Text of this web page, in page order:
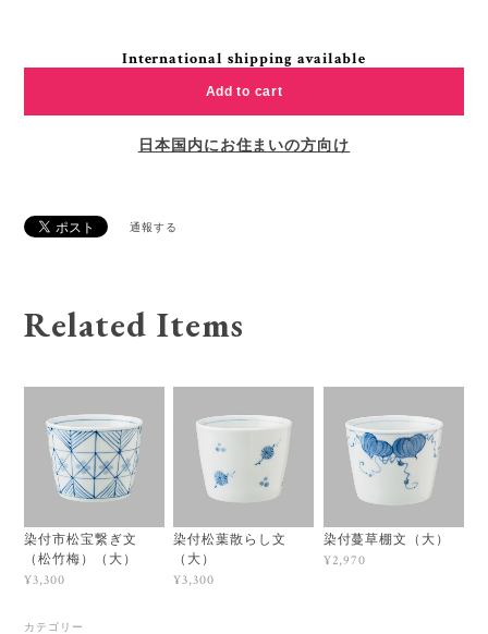
International shipping available
Add to cart
日本国内にお住まいの方向け
通報する
Related Items
染付市松宝繋ぎ文
（松竹梅）（大）
¥3,300
染付松葉散らし文
（大）
¥3,300
染付蔓草棚文（大）
¥2,970
カテゴリー